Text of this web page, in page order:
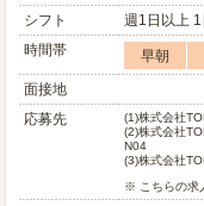
シフト
週1日以上
時間帯
早朝
面接地
応募先
(1)株式会社
(2)株式会社
N04
(3)株式会社
※ こちらの求